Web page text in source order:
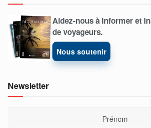
Aidez-nous à informer et
de voyageurs.
Nous soutenir
Newsletter
Prénom